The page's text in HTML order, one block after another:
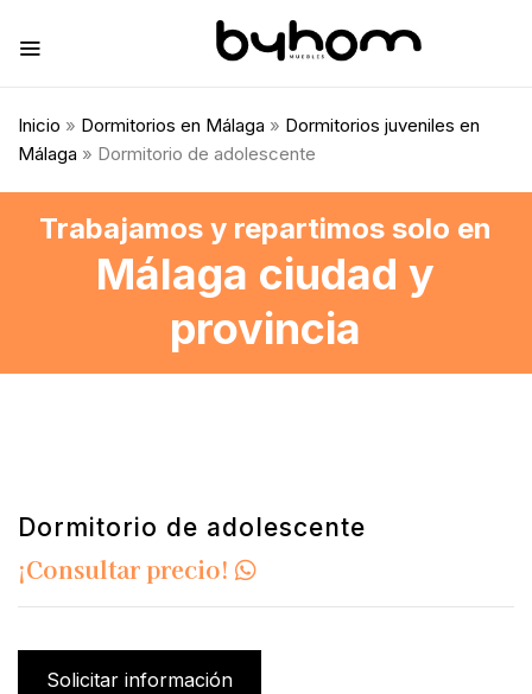
Inicio » Dormitorios en Málaga » Dormitorios juveniles en
Málaga » Dormitorio de adolescente
Trabajamos y repartimos solo en
Málaga ciudad y
provincia
Dormitorio de adolescente
¡Consultar precio!
Solicitar información